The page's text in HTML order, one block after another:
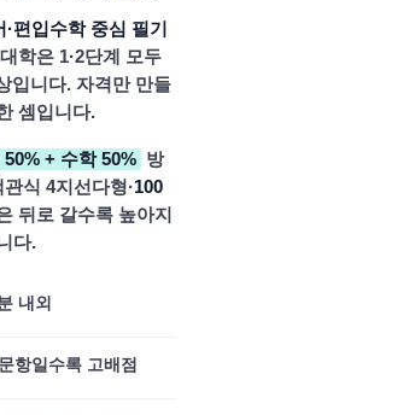
편입수학 중심 필기
학은 1·2단계 모두
입니다. 자격만 만들
셈입니다.
50% + 수학 50% 방
식 4지선다형·100
뒤로 갈수록 높아지
다.
내외
항일수록 고배점